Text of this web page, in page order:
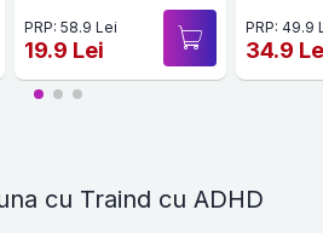
PRP: 58.9 Lei
19.9 Lei
PRP: 49.9
34.9
cu Traind cu ADHD